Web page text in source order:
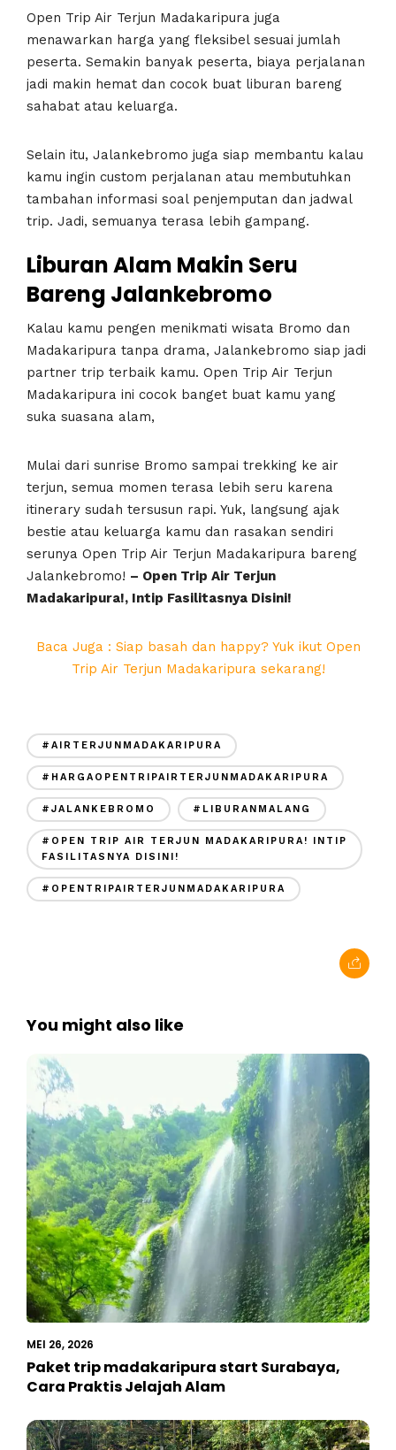
Open Trip Air Terjun Madakaripura juga
menawarkan harga yang fleksibel sesuai jumlah
peserta. Semakin banyak peserta, biaya perjalanan
jadi makin hemat dan cocok buat liburan bareng
sahabat atau keluarga.
Selain itu, Jalankebromo juga siap membantu kalau
kamu ingin custom perjalanan atau membutuhkan
tambahan informasi soal penjemputan dan jadwal
trip. Jadi, semuanya terasa lebih gampang.
Liburan Alam Makin Seru
Bareng Jalankebromo
Kalau kamu pengen menikmati wisata Bromo dan
Madakaripura tanpa drama, Jalankebromo siap jadi
partner trip terbaik kamu. Open Trip Air Terjun
Madakaripura ini cocok banget buat kamu yang
suka suasana alam,
Mulai dari sunrise Bromo sampai trekking ke air
terjun, semua momen terasa lebih seru karena
itinerary sudah tersusun rapi. Yuk, langsung ajak
bestie atau keluarga kamu dan rasakan sendiri
serunya Open Trip Air Terjun Madakaripura bareng
Jalankebromo! – Open Trip Air Terjun
Madakaripura!, Intip Fasilitasnya Disini!
Baca Juga : Siap basah dan happy? Yuk ikut Open
Trip Air Terjun Madakaripura sekarang!
#AIRTERJUNMADAKARIPURA
#HARGAOPENTRIPAIRTERJUNMADAKARIPURA
#JALANKEBROMO #LIBURANMALANG
#OPEN TRIP AIR TERJUN MADAKARIPURA! INTIP
FASILITASNYA DISINI!
#OPENTRIPAIRTERJUNMADAKARIPURA
You might also like
MEI 26, 2026
Paket trip madakaripura start Surabaya,
Cara Praktis Jelajah Alam